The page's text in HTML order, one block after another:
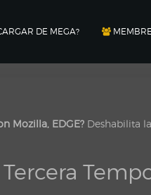
DE MEGA?
Mozilla, EDGE? Deshabilita
Tercera